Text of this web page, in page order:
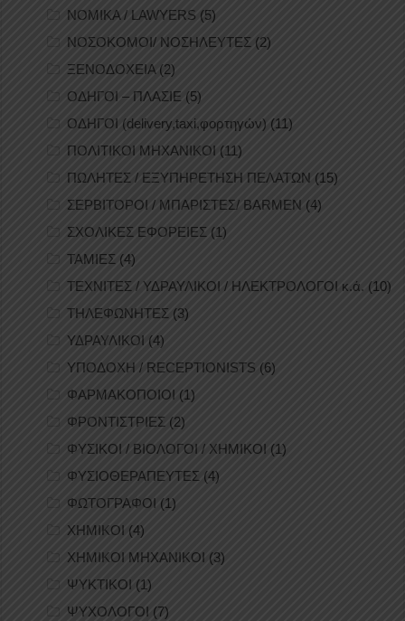
ΝΟΜΙΚΑ / LAWYERS (5)
ΝΟΣΟΚΟΜΟΙ/ ΝΟΣΗΛΕΥΤΕΣ (2)
ΞΕΝΟΔΟΧΕΙΑ (2)
ΟΔΗΓΟΙ – ΠΛΑΣΙΕ (5)
ΟΔΗΓΟΙ (delivery,taxi,φορτηγών) (11)
ΠΟΛΙΤΙΚΟΙ ΜΗΧΑΝΙΚΟΙ (11)
ΠΩΛΗΤΕΣ / ΕΞΥΠΗΡΕΤΗΣΗ ΠΕΛΑΤΩΝ (15)
ΣΕΡΒΙΤΟΡΟΙ / ΜΠΑΡΙΣΤΕΣ/ BARMEN (4)
ΣΧΟΛΙΚΕΣ ΕΦΟΡΕΙΕΣ (1)
ΤΑΜΙΕΣ (4)
ΤΕΧΝΙΤΕΣ / ΥΔΡΑΥΛΙΚΟΙ / ΗΛΕΚΤΡΟΛΟΓΟΙ κ.ά. (10)
ΤΗΛΕΦΩΝΗΤΕΣ (3)
ΥΔΡΑΥΛΙΚΟΙ (4)
ΥΠΟΔΟΧΗ / RECEPTIONISTS (6)
ΦΑΡΜΑΚΟΠΟΙΟΙ (1)
ΦΡΟΝΤΙΣΤΡΙΕΣ (2)
ΦΥΣΙΚΟΙ / ΒΙΟΛΟΓΟΙ / ΧΗΜΙΚΟΙ (1)
ΦΥΣΙΟΘΕΡΑΠΕΥΤΕΣ (4)
ΦΩΤΟΓΡΑΦΟΙ (1)
ΧΗΜΙΚΟΙ (4)
ΧΗΜΙΚΟΙ ΜΗΧΑΝΙΚΟΙ (3)
ΨΥΚΤΙΚΟΙ (1)
ΨΥΧΟΛΟΓΟΙ (7)